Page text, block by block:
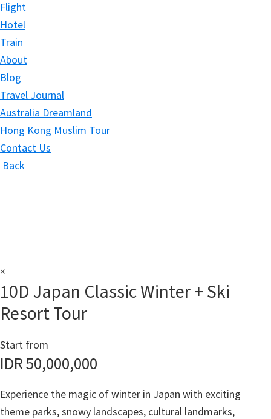
Flight
Hotel
Train
About
Blog
Travel Journal
Australia Dreamland
Hong Kong Muslim Tour
Contact Us
Back
×
10D Japan Classic Winter + Ski
Resort Tour
Start from
IDR50,000,000
Experience the magic of winter in Japan with exciting
theme parks, snowy landscapes, cultural landmarks,